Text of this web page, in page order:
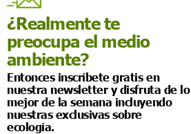
¿Realmente te
preocupa el medio
ambiente?
Entonces inscríbete gratis en
nuestra newsletter y disfruta de lo
mejor de la semana incluyendo
nuestras exclusivas sobre
ecología.